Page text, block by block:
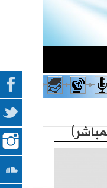
المئوية لهدم